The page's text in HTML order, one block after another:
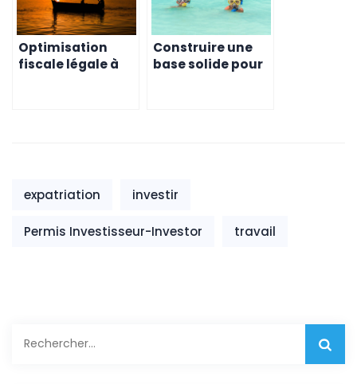
Optimisation
fiscale légale à
Construire une
base solide pour
expatriation investir
Permis Investisseur-Investor travail